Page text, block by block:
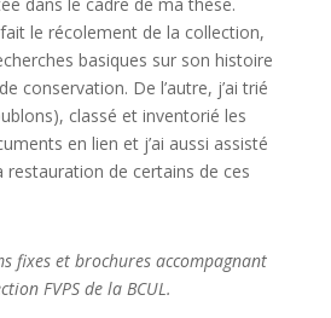
fait le récolement de la collection,
basiques sur son histoire
conservation. De l’autre, j’ai trié
classé et inventorié les
en lien et j’ai aussi assisté
de certains de ces
fixes et brochures accompagnant
FVPS de la BCUL.